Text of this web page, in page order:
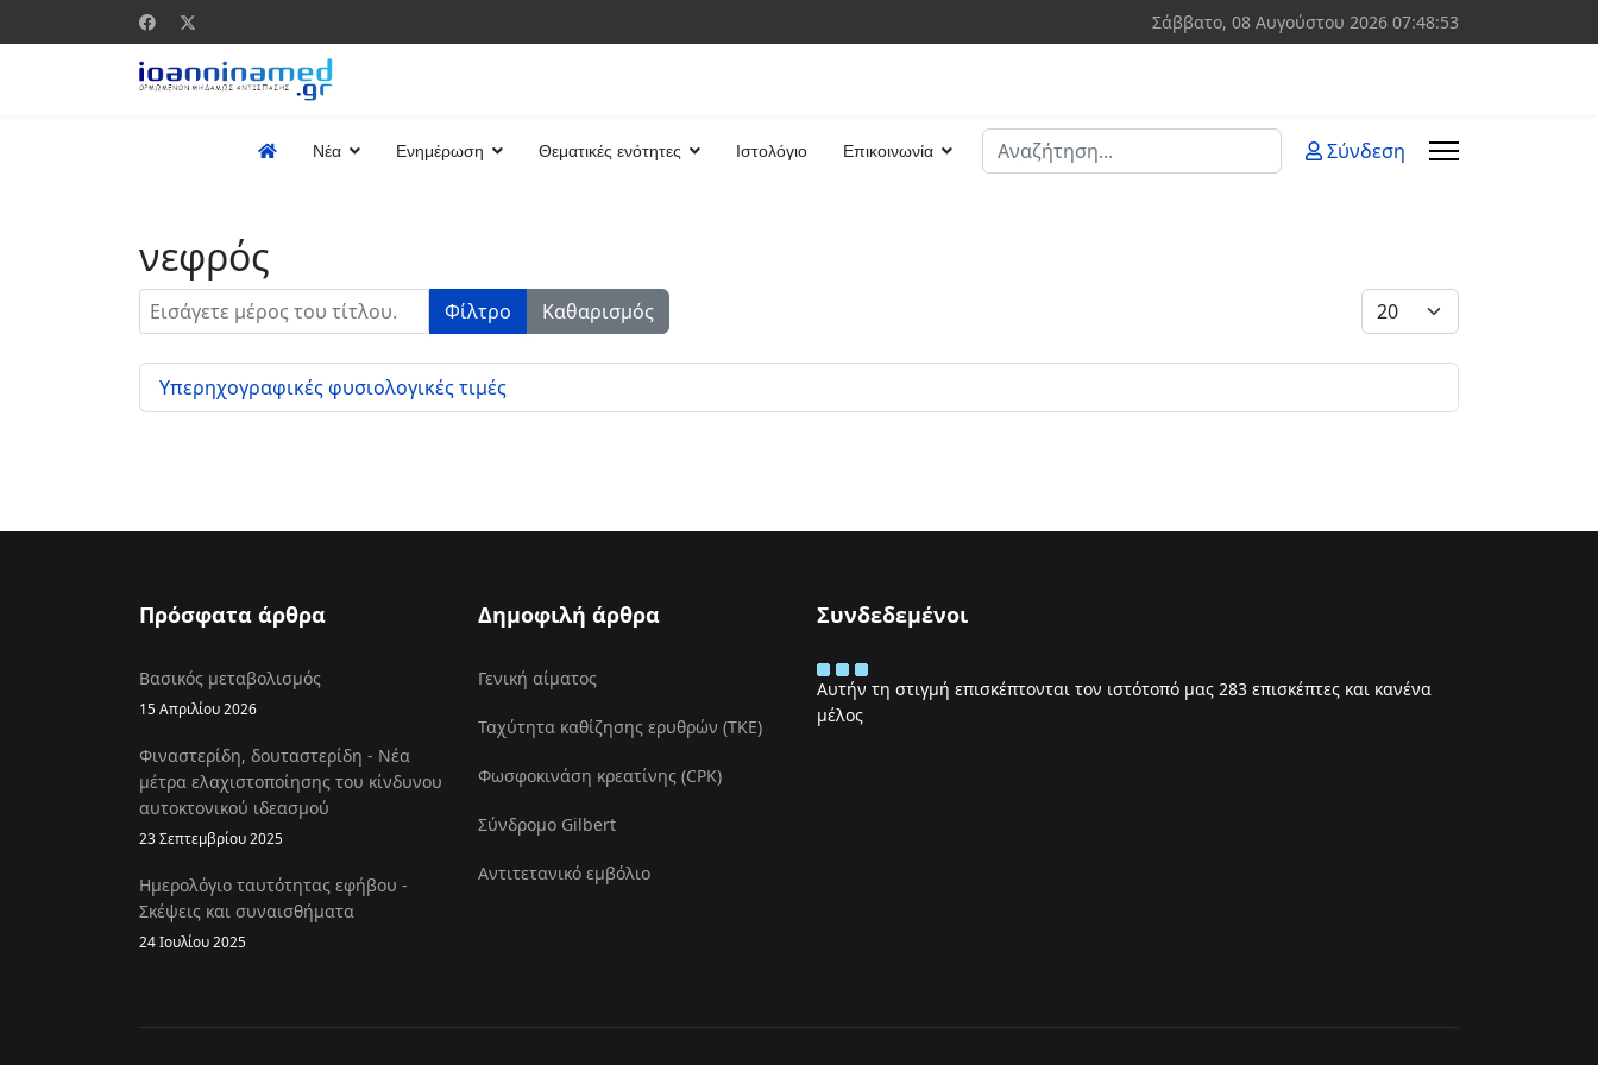
Σάββατο, 08 Αυγούστου 2026 07:48:53
Νέα Ενημέρωση Θεματικές ενότητες Ιστολόγιο Επικοινωνία
Αναζήτηση
Σύνδεση
νεφρός
Εισάγετε μέρος του τίτλου. Φίλτρο Καθαρισμός Εμφάνιση #
Υπερηχογραφικές φυσιολογικές τιμές
Πρόσφατα άρθρα
Βασικός μεταβολισμός
15 Απριλίου 2026
Φιναστερίδη, δουταστερίδη - Νέα
μέτρα ελαχιστοποίησης του κίνδυνου
αυτοκτονικού ιδεασμού
23 Σεπτεμβρίου 2025
Ημερολόγιο ταυτότητας εφήβου -
Σκέψεις και συναισθήματα
24 Ιουλίου 2025
Δημοφιλή άρθρα
Γενική αίματος
Ταχύτητα καθίζησης ερυθρών (ΤΚΕ)
Φωσφοκινάση κρεατίνης (CPK)
Σύνδρομο Gilbert
Αντιτετανικό εμβόλιο
Συνδεδεμένοι
Αυτήν τη στιγμή επισκέπτονται τον ιστότοπό μας 283 επισκέπτες και κανένα
μέλος